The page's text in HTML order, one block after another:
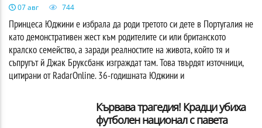
07 авг 744
Принцеса Юджини е избрала да роди третото си дете в Португалия не
като демонстративен жест към родителите си или британското
кралско семейство, а заради реалностите на живота, който тя и
съпругът й Джак Бруксбанк изграждат там. Това твърдят източници,
цитирани от RadarOnline. 36-годишната Юджини и
Кървава трагедия! Крадци убиха
футболен национал с павета